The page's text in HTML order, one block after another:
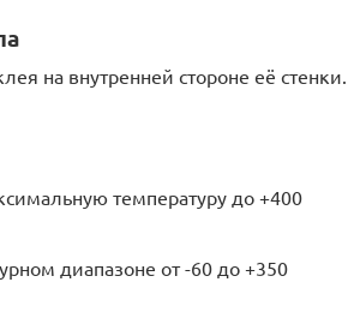
на внутренней стороне её стенки.
температуру до +400
диапазоне от -60 до +350